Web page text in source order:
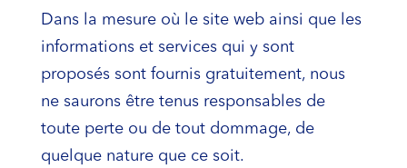
Dans la mesure où le site web ainsi que les
informations et services qui y sont
proposés sont fournis gratuitement, nous
ne saurons être tenus responsables de
toute perte ou de tout dommage, de
quelque nature que ce soit.